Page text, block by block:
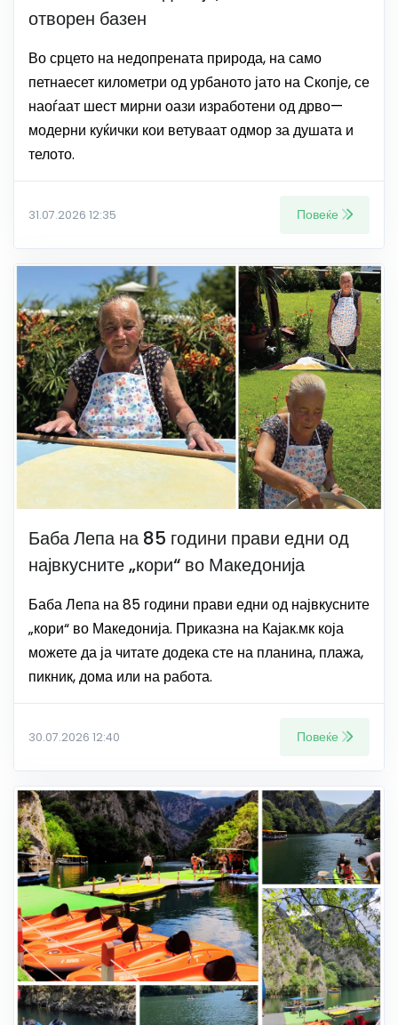
отворен базен
Во срцето на недопрената природа, на само
петнаесет километри од урбаното јато на Скопје, се
наоѓаат шест мирни оази изработени од дрво—
модерни куќички кои ветуваат одмор за душата и
телото.
31.07.2026 12:35 Повеќе
Баба Лепа на 85 години прави едни од
највкусните „кори“ во Македонија
Баба Лепа на 85 години прави едни од највкусните
„кори“ во Македонија. Приказна на Кајак.мк која
можете да ја читате додека сте на планина, плажа,
пикник, дома или на работа.
30.07.2026 12:40 Повеќе